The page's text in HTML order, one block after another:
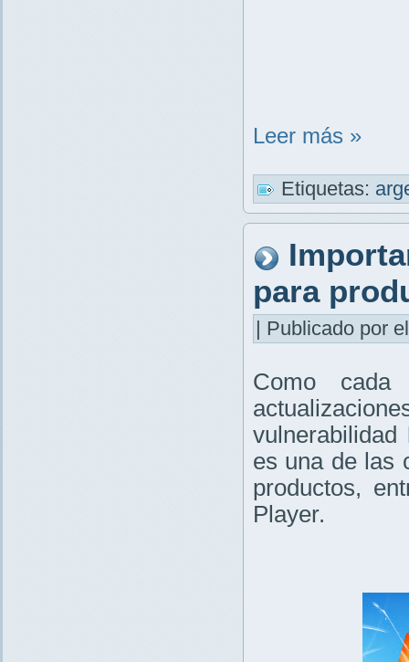
Leer más »
Etiquetas:
para
| Publicado por
Como
vulnerabilidad
es una de las
productos,
Player.